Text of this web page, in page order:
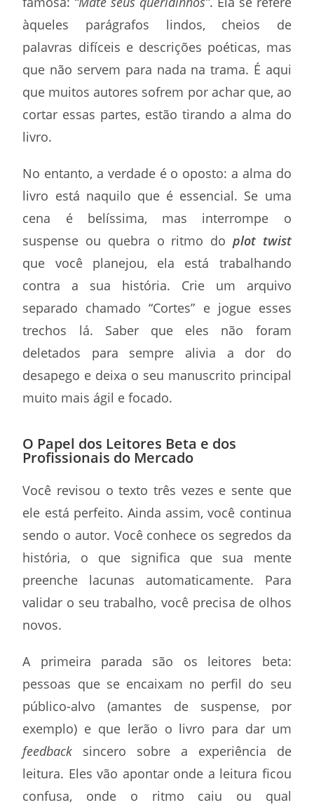
àqueles parágrafos lindos, cheios de
palavras difíceis e descrições poéticas, mas
que não servem para nada na trama. É aqui
que muitos autores sofrem por achar que, ao
cortar essas partes, estão tirando a alma do
livro.
No entanto, a verdade é o oposto: a alma do
livro está naquilo que é essencial. Se uma
cena é belíssima, mas interrompe o
suspense ou quebra o ritmo do plot twist
que você planejou, ela está trabalhando
contra a sua história. Crie um arquivo
separado chamado “Cortes” e jogue esses
trechos lá. Saber que eles não foram
deletados para sempre alivia a dor do
desapego e deixa o seu manuscrito principal
muito mais ágil e focado.
O Papel dos Leitores Beta e dos
Profissionais do Mercado
Você revisou o texto três vezes e sente que
ele está perfeito. Ainda assim, você continua
sendo o autor. Você conhece os segredos da
história, o que significa que sua mente
preenche lacunas automaticamente. Para
validar o seu trabalho, você precisa de olhos
novos.
A primeira parada são os leitores beta:
pessoas que se encaixam no perfil do seu
público-alvo (amantes de suspense, por
exemplo) e que lerão o livro para dar um
feedback sincero sobre a experiência de
leitura. Eles vão apontar onde a leitura ficou
confusa, onde o ritmo caiu ou qual